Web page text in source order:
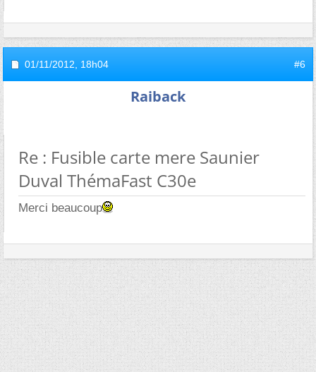
01/11/2012, 18h04 #6
Raiback
Re : Fusible carte mere Saunier
Duval ThémaFast C30e
Merci beaucoup